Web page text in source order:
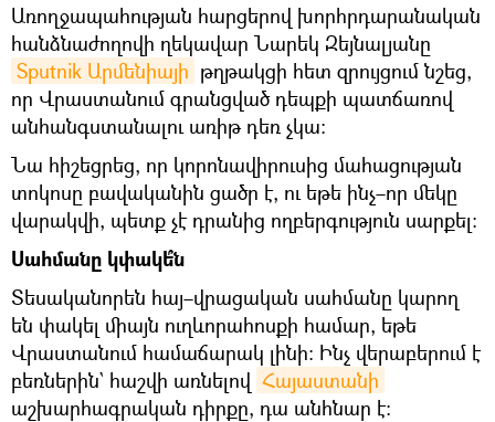
Առողջապահության հարցերով խորհրդարանական
հանձնաժողովի ղեկավար Նարեկ Զեյնալյանը
Sputnik Արմենիայի թղթակցի հետ զրույցում նշեց,
որ Վրաստանում գրանցված դեպքի պատճառով
անհանգստանալու առիթ դեռ չկա։
Նա հիշեցրեց, որ կորոնավիրուսից մահացության
տոկոսը բավականին ցածր է, ու եթե ինչ–որ մեկը
վարակվի, պետք չէ դրանից ողբերգություն սարքել։
Սահմանը կփակե՞ն
Տեսականորեն հայ–վրացական սահմանը կարող
են փակել միայն ուղևորահոսքի համար, եթե
Վրաստանում համաճարակ լինի։ Ինչ վերաբերում է
բեռներին` հաշվի առնելով Հայաստանի
աշխարհագրական դիրքը, դա անհնար է։